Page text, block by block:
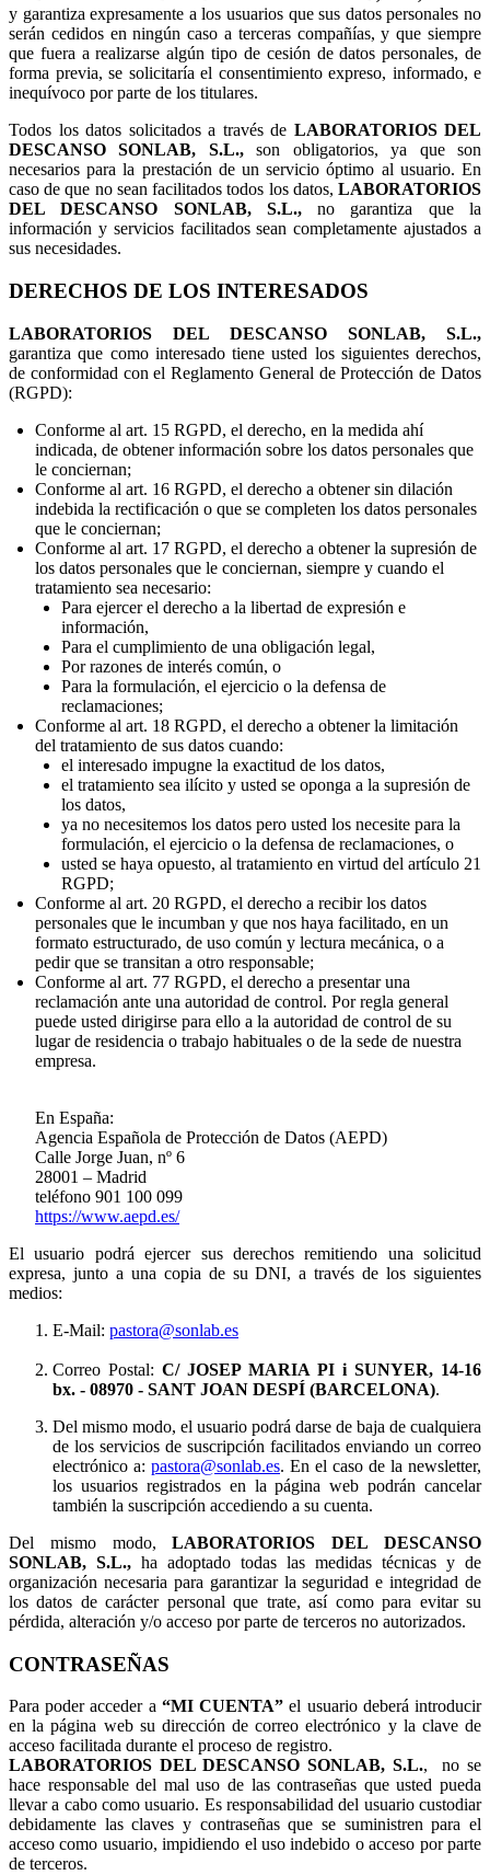
y garantiza expresamente a los usuarios que sus datos personales no
serán cedidos en ningún caso a terceras compañías, y que siempre
que fuera a realizarse algún tipo de cesión de datos personales, de
forma previa, se solicitaría el consentimiento expreso, informado, e
inequívoco por parte de los titulares.
Todos los datos solicitados a través de LABORATORIOS DEL
DESCANSO SONLAB, S.L.,son obligatorios, ya que son
necesarios para la prestación de un servicio óptimo al usuario. En
caso de que no sean facilitados todos los datos, LABORATORIOS
DEL DESCANSO SONLAB, S.L.,no garantiza que la
información y servicios facilitados sean completamente ajustados a
sus necesidades.
DERECHOS DE LOS INTERESADOS
LABORATORIOS DEL DESCANSO SONLAB, S.L.,
garantiza que como interesado tiene usted los siguientes derechos,
de conformidad con el Reglamento General de Protección de Datos
(RGPD):
Conforme al art. 15 RGPD, el derecho, en la medida ahí
indicada, de obtener información sobre los datos personales que
le conciernan;
Conforme al art. 16 RGPD, el derecho a obtener sin dilación
indebida la rectificación o que se completen los datos personales
que le conciernan;
Conforme al art. 17 RGPD, el derecho a obtener la supresión de
los datos personales que le conciernan, siempre y cuando el
tratamiento sea necesario:
Para ejercer el derecho a la libertad de expresión e
información,
Para el cumplimiento de una obligación legal,
Por razones de interés común, o
Para la formulación, el ejercicio o la defensa de
reclamaciones;
Conforme al art. 18 RGPD, el derecho a obtener la limitación
del tratamiento de sus datos cuando:
el interesado impugne la exactitud de los datos,
el tratamiento sea ilícito y usted se oponga a la supresión de
los datos,
ya no necesitemos los datos pero usted los necesite para la
formulación, el ejercicio o la defensa de reclamaciones, o
usted se haya opuesto, al tratamiento en virtud del artículo 21
RGPD;
Conforme al art. 20 RGPD, el derecho a recibir los datos
personales que le incumban y que nos haya facilitado, en un
formato estructurado, de uso común y lectura mecánica, o a
pedir que se transitan a otro responsable;
Conforme al art. 77 RGPD, el derecho a presentar una
reclamación ante una autoridad de control. Por regla general
puede usted dirigirse para ello a la autoridad de control de su
lugar de residencia o trabajo habituales o de la sede de nuestra
empresa.
En España:
Agencia Española de Protección de Datos (AEPD)
Calle Jorge Juan, nº 6
28001 – Madrid
teléfono 901 100 099
https://www.aepd.es/
El usuario podrá ejercer sus derechos remitiendo una solicitud
expresa, junto a una copia de su DNI, a través de los siguientes
medios:
E-Mail: pastora@sonlab.es
Correo Postal: C/ JOSEP MARIA PI i SUNYER, 14-16
bx. - 08970 - SANT JOAN DESPÍ (BARCELONA).
Del mismo modo, el usuario podrá darse de baja de cualquiera
de los servicios de suscripción facilitados enviando un correo
electrónico a: pastora@sonlab.es. En el caso de la newsletter,
los usuarios registrados en la página web podrán cancelar
también la suscripción accediendo a su cuenta.
Del mismo modo,LABORATORIOS DEL DESCANSO
SONLAB, S.L., ha adoptado todas las medidas técnicas y de
organización necesaria para garantizar la seguridad e integridad de
los datos de carácter personal que trate, así como para evitar su
pérdida, alteración y/o acceso por parte de terceros no autorizados.
CONTRASEÑAS
Para poder acceder a “MI CUENTA” el usuario deberá introducir
en la página web su dirección de correo electrónico y la clave de
acceso facilitada durante el proceso de registro.
LABORATORIOS DEL DESCANSO SONLAB, S.L., no se
hace responsable del mal uso de las contraseñas que usted pueda
llevar a cabo como usuario. Es responsabilidad del usuario custodiar
debidamente las claves y contraseñas que se suministren para el
acceso como usuario, impidiendo el uso indebido o acceso por parte
de terceros.